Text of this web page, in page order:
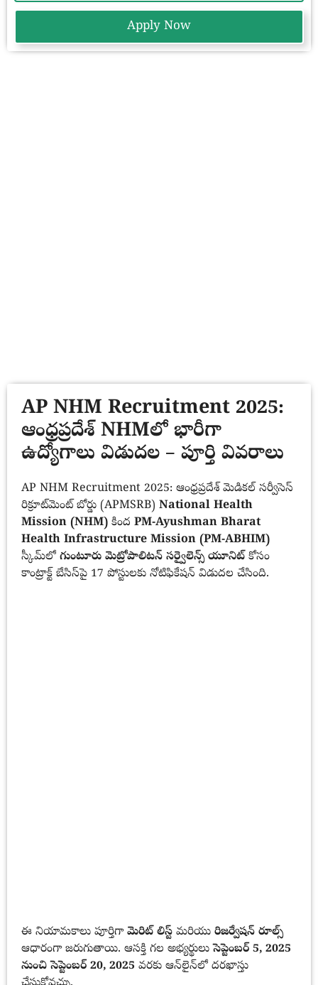
Apply Now
AP NHM Recruitment 2025:
ఆంధ్రప్రదేశ్ NHMలో భారీగా
ఉద్యోగాలు విడుదల – పూర్తి వివరాలు
AP NHM Recruitment 2025: ఆంధ్రప్రదేశ్ మెడికల్ సర్వీసెస్
రిక్రూట్‌మెంట్ బోర్డు (APMSRB) National Health
Mission (NHM) కింద PM-Ayushman Bharat
Health Infrastructure Mission (PM-ABHIM)
స్కీమ్‌లో గుంటూరు మెట్రోపాలిటన్ సర్వైలెన్స్ యూనిట్ కోసం
కాంట్రాక్ట్ బేసిస్‌పై 17 పోస్టులకు నోటిఫికేషన్ విడుదల చేసింది.
ఈ నియామకాలు పూర్తిగామెరిట్ లిస్ట్ మరియు రిజర్వేషన్ రూల్స్
ఆధారంగా జరుగుతాయి. ఆసక్తి గల అభ్యర్థులుసెప్టెంబర్ 5, 2025
నుంచి సెప్టెంబర్ 20, 2025 వరకు ఆన్‌లైన్‌లో దరఖాస్తు